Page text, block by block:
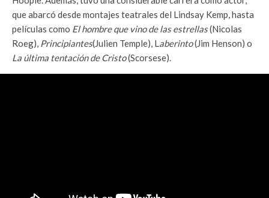
que abarcó desde montajes teatrales del Lindsay Kemp, hasta
películas como El hombre que vino de las estrellas(Nicolas
Roeg), Principiantes(Julien Temple), L aberinto(Jim Henson) o
La última tentación de Cristo(Scorsese).